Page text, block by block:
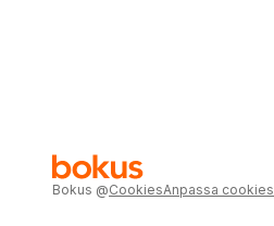
Bokus @CookiesAnpassa cookies